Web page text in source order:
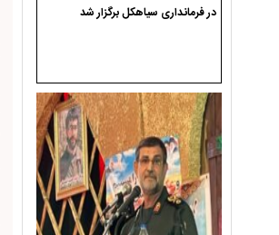
در فرمانداری سیاهکل برگزار شد